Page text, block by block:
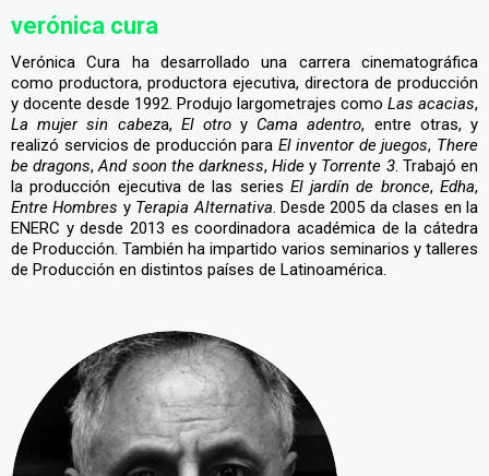
verónica cura
Verónica Cura ha desarrollado una carrera cinematográfica
como productora, productora ejecutiva, directora de producción
y docente desde 1992. Produjo largometrajes como Las acacias,
La mujer sin cabeza, El otroy Cama adentro, entre otras, y
realizó servicios de producción para El inventor de juegos, There
be dragons,And soon the darkness,Hide y Torrente 3. Trabajó en
la producción ejecutiva de las series El jardín de bronce,Edha,
Entre Hombres y Terapia Alternativa. Desde 2005 da clases en la
ENERC y desde 2013 es coordinadora académica de la cátedra
de Producción. También ha impartido varios seminarios y talleres
de Producción en distintos países de Latinoamérica.